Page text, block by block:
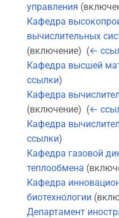
управления
Кафедра
вычислительных
(включение) ‎ (←
Кафедра высшей
ссылки)
Кафедра
(включение) ‎ (←
Кафедра
ссылки)
Кафедра газовой
теплообмена
Кафедра
биотехнологии
Департамент